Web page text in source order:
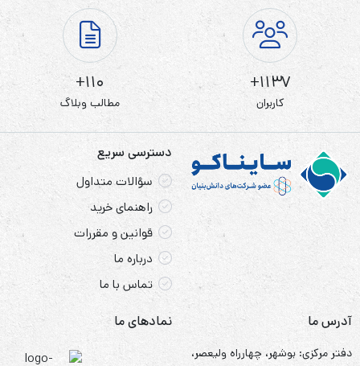
1137+
کاربران
110+
مطالب وبلاگ
دسترسی سریع
سؤالات متداول
راهنمای خرید
قوانین و مقررات
درباره ما
تماس با ما
آدرس ما
دفتر مرکزی: بوشهر، چهارراه ولیعصر،
نمادهای ما